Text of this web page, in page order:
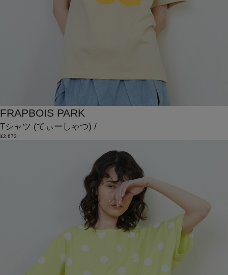
FRAPBOIS PARK
Tシャツ (てぃーしゃつ) /
¥2,673